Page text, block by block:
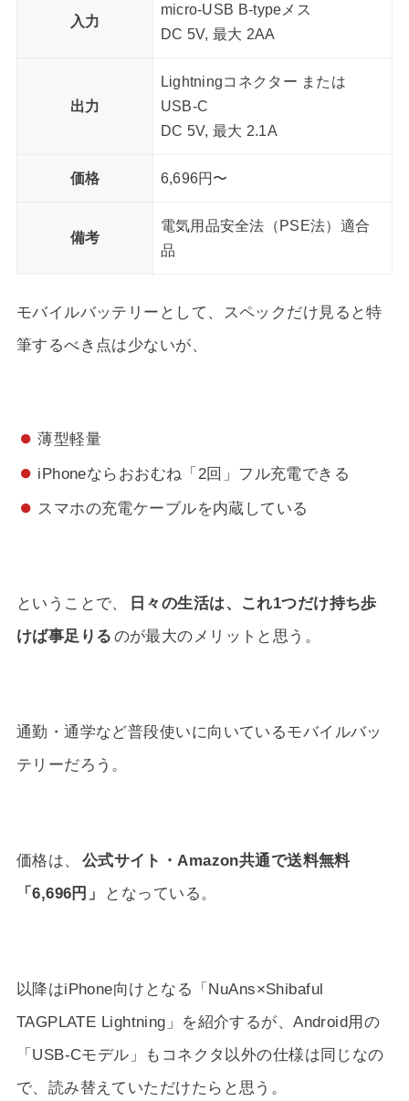
入力
micro-USB B-typeメス
DC 5V, 最大 2AA
出力
Lightningコネクター または
USB-C
DC 5V, 最大 2.1A
価格 6,696円〜
備考
電気用品安全法（PSE法）適合
品
モバイルバッテリーとして、スペックだけ見ると特
筆するべき点は少ないが、
薄型軽量
iPhoneならおおむね「2回」フル充電できる
スマホの充電ケーブルを内蔵している
ということで、
日々の生活は、これ1つだけ持ち歩
けば事足りる のが最大のメリットと思う。
通勤・通学など普段使いに向いているモバイルバッ
テリーだろう。
価格は、
公式サイト・Amazon共通で送料無料
「6,696円」
となっている。
以降はiPhone向けとなる「NuAns×Shibaful
TAGPLATE Lightning」を紹介するが、Android用の
「USB-Cモデル」もコネクタ以外の仕様は同じなの
で、読み替えていただけたらと思う。